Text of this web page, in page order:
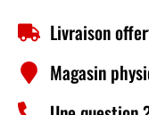
Livraison
Magasin